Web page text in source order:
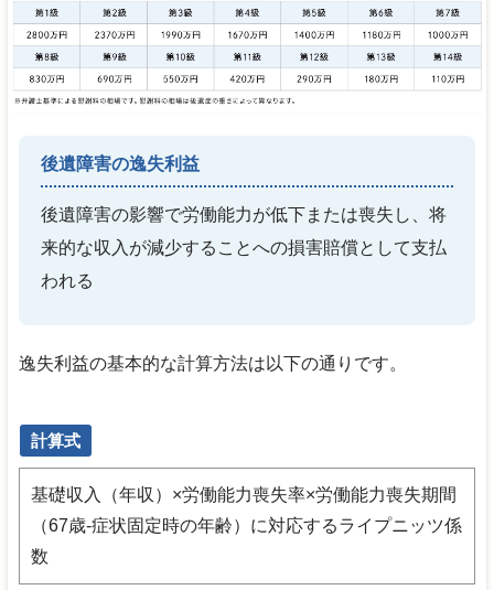
後遺障害の逸失利益
後遺障害の影響で労働能力が低下または喪失し、将
来的な収入が減少することへの損害賠償として支払
われる
逸失利益の基本的な計算方法は以下の通りです。
計算式
基礎収入（年収）×労働能力喪失率×労働能力喪失期間
（67歳-症状固定時の年齢）に対応するライプニッツ係
数